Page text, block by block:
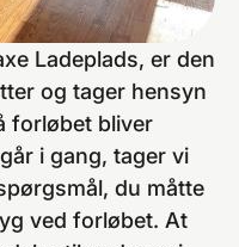
Ladeplads, er den
og tager hensyn
forløbet bliver
i gang, tager vi
du måtte
ved forløbet. At